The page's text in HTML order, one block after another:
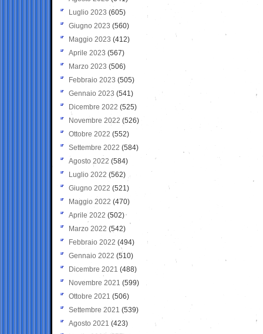
Luglio 2023 (605)
Giugno 2023 (560)
Maggio 2023 (412)
Aprile 2023 (567)
Marzo 2023 (506)
Febbraio 2023 (505)
Gennaio 2023 (541)
Dicembre 2022 (525)
Novembre 2022 (526)
Ottobre 2022 (552)
Settembre 2022 (584)
Agosto 2022 (584)
Luglio 2022 (562)
Giugno 2022 (521)
Maggio 2022 (470)
Aprile 2022 (502)
Marzo 2022 (542)
Febbraio 2022 (494)
Gennaio 2022 (510)
Dicembre 2021 (488)
Novembre 2021 (599)
Ottobre 2021 (506)
Settembre 2021 (539)
Agosto 2021 (423)